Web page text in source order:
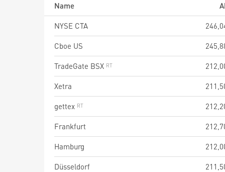
Name
NYSE CTA
Cboe US
TradeGate BSX
Xetra
gettex
Frankfurt
Hamburg
Düsseldorf